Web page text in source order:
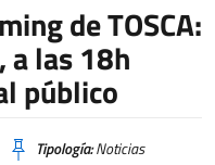
de TOSCA:
a las 18h
público
Tipología:Noticias